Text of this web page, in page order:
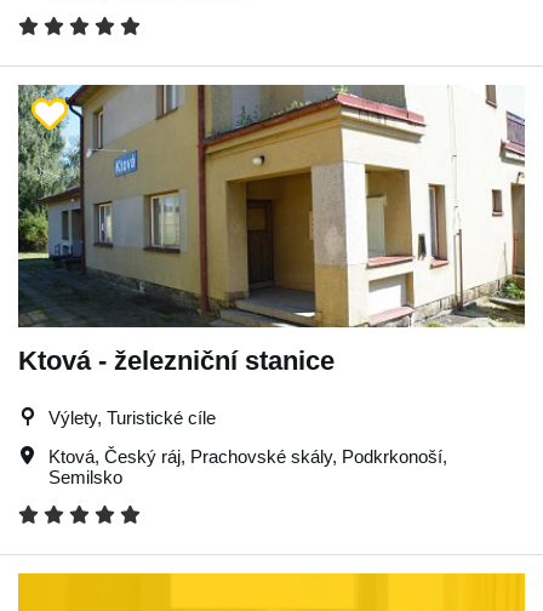
Ktová - železniční stanice
Výlety, Turistické cíle
Ktová, Český ráj, Prachovské skály, Podkrkonoší,
Semilsko